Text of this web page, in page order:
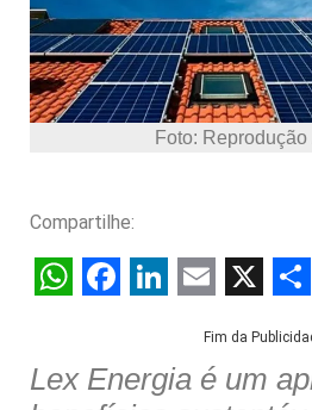
Foto:
Compartilhe:
a
c
n
m
a
h
a
Fim da
Lex Energia é um